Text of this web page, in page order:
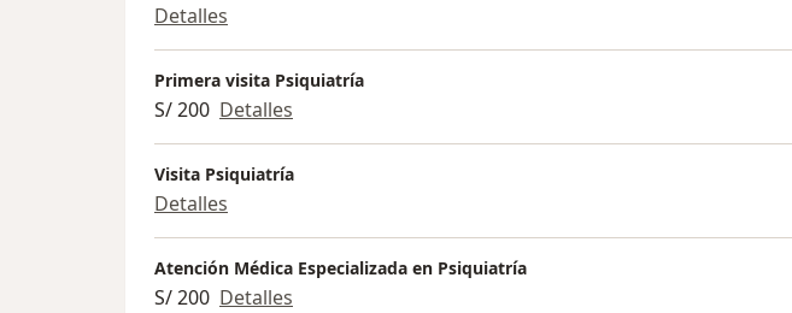
Detalles
Primera visita Psiquiatría
S/ 200 Detalles
Visita Psiquiatría
Detalles
Atención Médica Especializada en Psiquiatría
S/ 200 Detalles